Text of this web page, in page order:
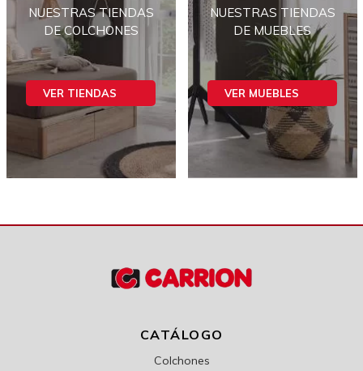
NUESTRAS TIENDAS
DE COLCHONES
VER TIENDAS
NUESTRAS TIENDAS
DE MUEBLES
VER MUEBLES
CATÁLOGO
Colchones